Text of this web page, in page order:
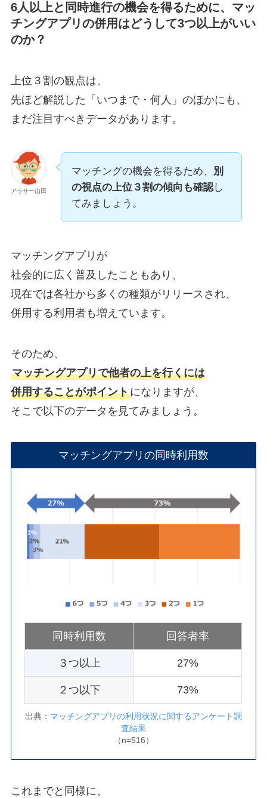
6人以上と同時進行の機会を得るために、マッ
チングアプリの併用はどうして3つ以上がいい
のか？
上位３割の観点は、
先ほど解説した「いつまで・何人」のほかにも、
まだ注目すべきデータがあります。
アラサー山田
マッチングの機会を得るため、
別
の視点の上位３割の傾向も確認し
てみましょう。
マッチングアプリが
社会的に広く普及したこともあり、
現在では各社から多くの種類がリリースされ、
併用する利用者も増えています。
そのため、
マッチングアプリで他者の上を行くには
併用することがポイントになりますが、
そこで以下のデータを見てみましょう。
マッチングアプリの同時利用数
同時利用数 回答者率
３つ以上 27%
２つ以下 73%
出典： マッチングアプリの利用状況に関するアンケート調
査結果
（n=516）
これまでと同様に、